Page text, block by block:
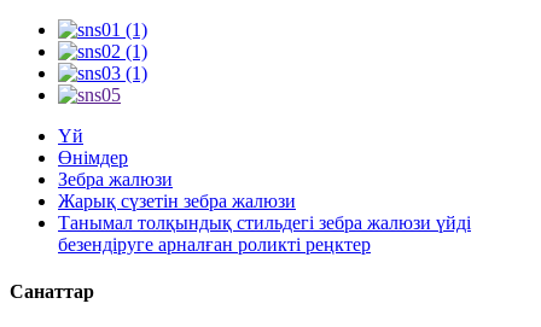
Үй
Өнімдер
Зебра жалюзи
Жарық сүзетін зебра жалюзи
Танымал толқындық стильдегі зебра жалюзи үйді
безендіруге арналған роликті реңктер
Санаттар